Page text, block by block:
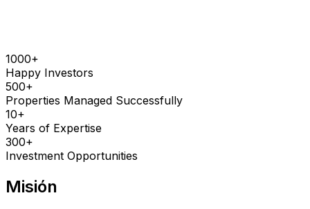
1000+
Happy Investors
500+
Properties Managed Successfully
10+
Years of Expertise
300+
Investment Opportunities
Misión